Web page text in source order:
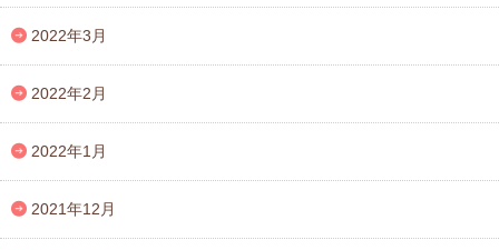
2022年3月
2022年2月
2022年1月
2021年12月